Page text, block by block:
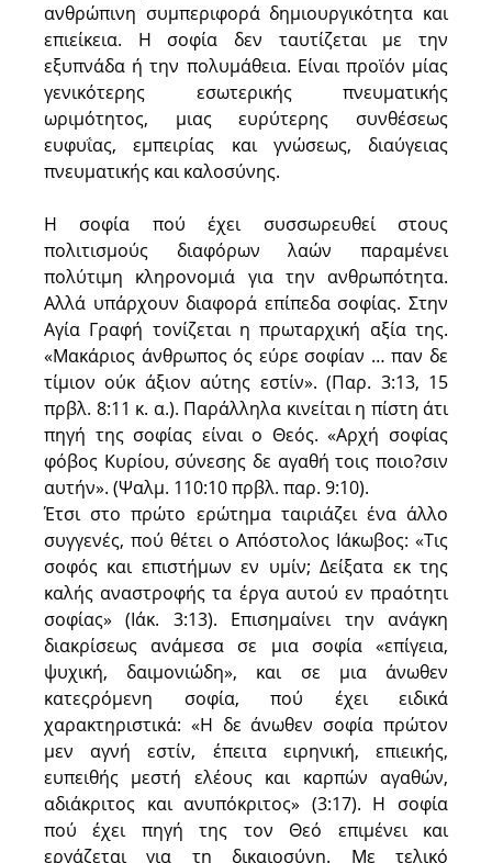
ανθρώπινη συμπεριφορά δημιουργικότητα και
επιείκεια. Η σοφία δεν ταυτίζεται με την
εξυπνάδα ή την πολυμάθεια. Είναι προϊόν μίας
γενικότερης εσωτερικής πνευματικής
ωριμότητος, μιας ευρύτερης συνθέσεως
ευφυΐας, εμπειρίας και γνώσεως, διαύγειας
πνευματικής και καλοσύνης.
Η σοφία πού έχει συσσωρευθεί στους
πολιτισμούς διαφόρων λαών παραμένει
πολύτιμη κληρονομιά για την ανθρωπότητα.
Αλλά υπάρχουν διαφορά επίπεδα σοφίας. Στην
Αγία Γραφή τονίζεται η πρωταρχική αξία της.
«Μακάριος άνθρωπος ός εύρε σοφίαν … παν δε
τίμιον ούκ άξιον αύτης εστίν». (Παρ. 3:13, 15
πρβλ. 8:11 κ. α.). Παράλληλα κινείται η πίστη άτι
πηγή της σοφίας είναι ο Θεός. «Αρχή σοφίας
φόβος Κυρίου, σύνεσης δε αγαθή τοις ποιο?σιν
αυτήν». (Ψαλμ. 110:10 πρβλ. παρ. 9:10).
Έτσι στο πρώτο ερώτημα ταιριάζει ένα άλλο
συγγενές, πού θέτει ο Απόστολος Ιάκωβος: «Τις
σοφός και επιστήμων εν υμίν; Δείξατα εκ της
καλής αναστροφής τα έργα αυτού εν πραότητι
σοφίας» (Ιάκ. 3:13). Επισημαίνει την ανάγκη
διακρίσεως ανάμεσα σε μια σοφία «επίγεια,
ψυχική, δαιμονιώδη», και σε μια άνωθεν
κατεςρόμενη σοφία, πού έχει ειδικά
χαρακτηριστικά: «Η δε άνωθεν σοφία πρώτον
μεν αγνή εστίν, έπειτα ειρηνική, επιεικής,
ευπειθής μεστή ελέους και καρπών αγαθών,
αδιάκριτος και ανυπόκριτος» (3:17). Η σοφία
πού έχει πηγή της τον Θεό επιμένει και
εργάζεται για τη δικαιοσύνη. Με τελικό